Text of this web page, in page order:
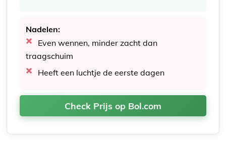
Nadelen:
Even wennen, minder zacht dan
traagschuim
Heeft een luchtje de eerste dagen
Check Prijs op Bol.com